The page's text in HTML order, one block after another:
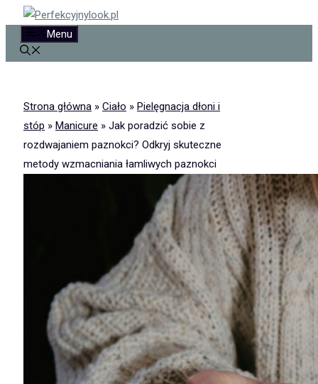
Przejdź
treści
Menu
Strona główna » Ciało » Pielęgnacja dłoni i
stóp » Manicure » Jak poradzić sobie z
rozdwajaniem paznokci? Odkryj skuteczne
metody wzmacniania łamliwych paznokci